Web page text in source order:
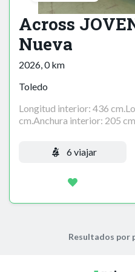
Across
Nueva
2026, 0 km
Toledo
Longitud interior: 436
cm.Anchura interior: 205
6 viajar
Resultados por